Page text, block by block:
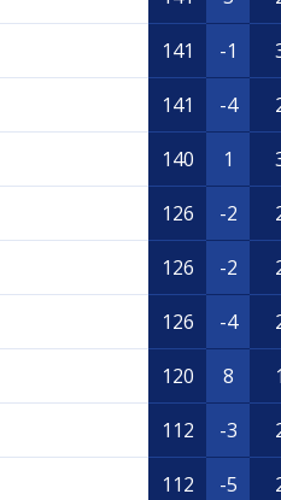
141 -1
141 -4
140 1
126 -2
126 -2
126 -4
120 8
112 -3
112 -5